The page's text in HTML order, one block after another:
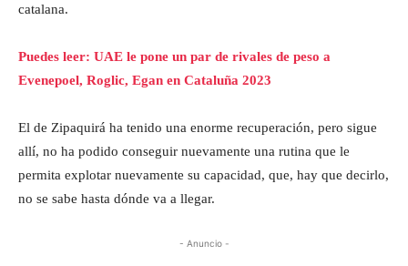
catalana.
Puedes leer: UAE le pone un par de rivales de peso a
Evenepoel, Roglic, Egan en Cataluña 2023
El de Zipaquirá ha tenido una enorme recuperación, pero sigue
allí, no ha podido conseguir nuevamente una rutina que le
permita explotar nuevamente su capacidad, que, hay que decirlo,
no se sabe hasta dónde va a llegar.
- Anuncio -